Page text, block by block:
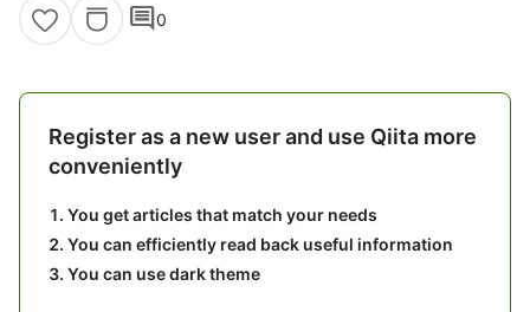
comment0
Register as a new user and use Qiita more
conveniently
You get articles that match your needs
You can efficiently read back useful information
You can use dark theme